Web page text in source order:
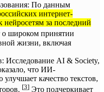
По данным
интернет-
нейросетям за последний
о широком принятии
жизни, включая
Исследование AI & Society,
что ИИ-
улучшает качество текстов,
[3] Это подчеркивает